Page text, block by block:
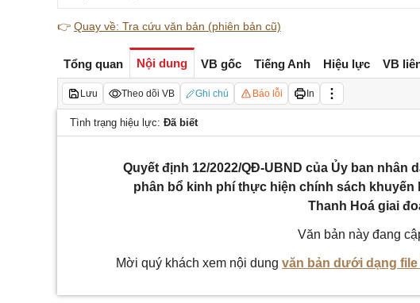
👉 Quay về: Tra cứu văn bản (phiên bản cũ)
Tổng quan Nội dung VB gốc Tiếng Anh Hiệu lực VB
Lưu Theo dõi VB Ghi chú Báo lỗi In
Tình trạng hiệu lực: Đã biết
Quyết định 12/2022/QĐ-UBND của Ủy ban nhân
phân bổ kinh phí thực hiện chính sách
Thanh Hoá giai
Văn bản này đang
Mời quý khách xem nội dung văn bản dưới dạng file